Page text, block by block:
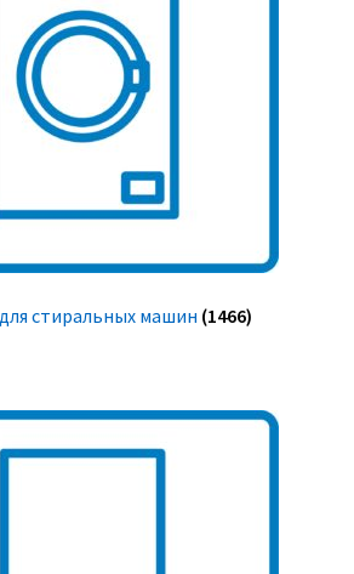
стиральных машин (1466)